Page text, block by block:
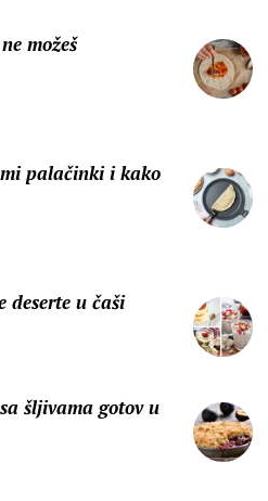
možeš
palačinki i kako
deserte u čaši
šljivama gotov u